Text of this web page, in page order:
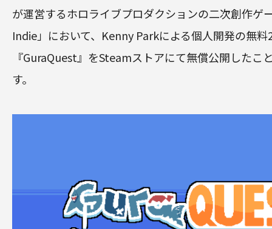
が運営するホロライブプロダクションの二次創作ゲ
Indie」において、Kenny Parkによる個人開発の無
『GuraQuest』をSteamストアにて無償公開したこ
す。